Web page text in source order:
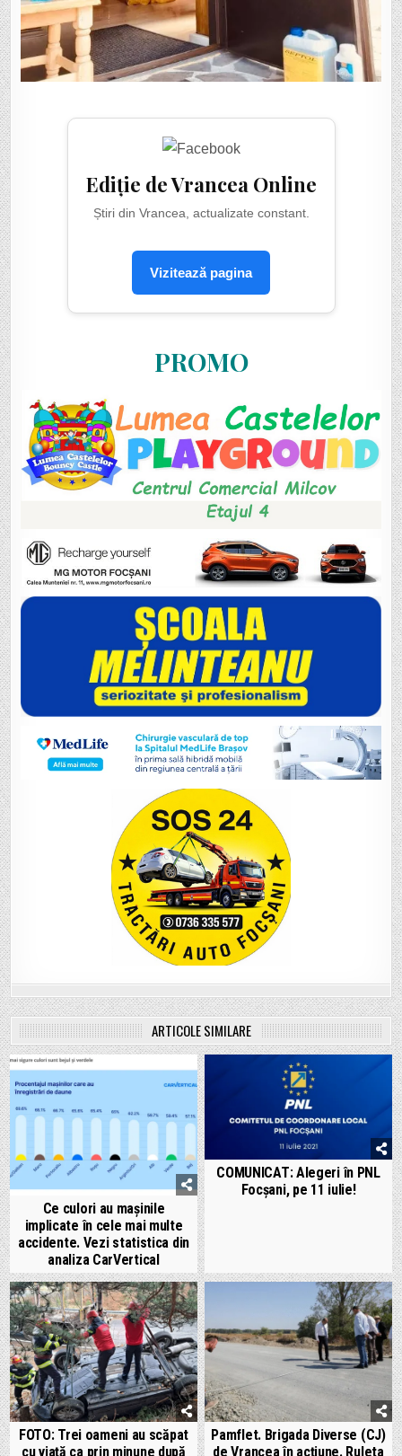
Ediție de Vrancea Online
Știri din Vrancea, actualizate constant.
Vizitează pagina
PROMO
ARTICOLE SIMILARE
Ce culori au mașinile
implicate în cele mai multe
accidente. Vezi statistica din
analiza CarVertical
COMUNICAT: Alegeri în PNL
Focșani, pe 11 iulie!
FOTO: Trei oameni au scăpat
cu viață ca prin minune după
Pamflet. Brigada Diverse (CJ)
de Vrancea în acțiune. Ruleta